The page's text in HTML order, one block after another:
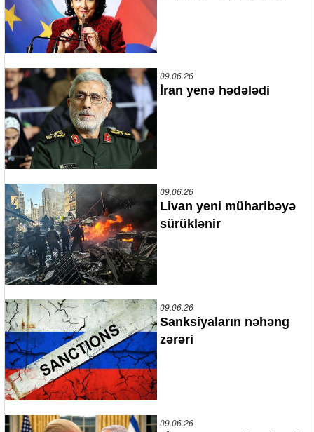
09.06.26
İran yenə hədələdi
09.06.26
Livan yeni müharibəyə
sürüklənir
09.06.26
Sanksiyaların nəhəng
zərəri
09.06.26